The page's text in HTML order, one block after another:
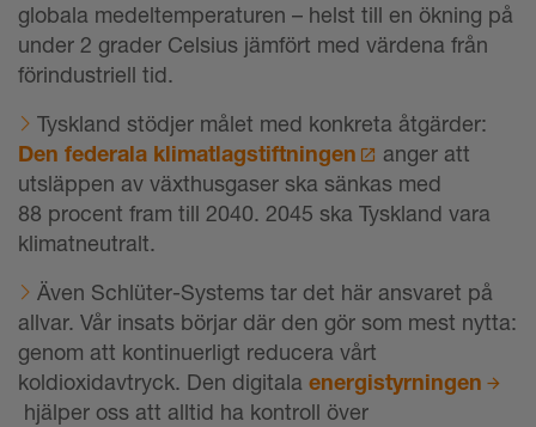
globala medeltemperaturen – helst till en ökning på
under 2 grader Celsius jämfört med värdena från
förindustriell tid.
Tyskland stödjer målet med konkreta åtgärder:
Den federala klimatlagstiftningen
anger att
utsläppen av växthusgaser ska sänkas med
88 procent fram till 2040. 2045 ska Tyskland vara
klimatneutralt.
Även Schlüter-Systems tar det här ansvaret på
allvar. Vår insats börjar där den gör som mest nytta:
genom att kontinuerligt reducera vårt
koldioxidavtryck. Den digitala energistyrningen
hjälper oss att alltid ha kontroll över